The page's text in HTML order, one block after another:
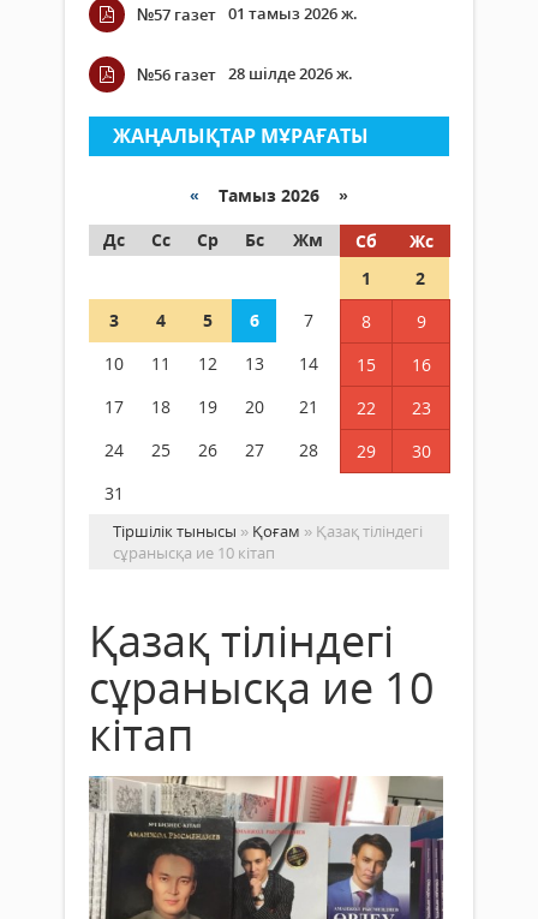
№57 газет 01 тамыз 2026 ж.
№56 газет 28 шілде 2026 ж.
ЖАҢАЛЫҚТАР МҰРАҒАТЫ
« Тамыз 2026 »
Дс
Сс Ср Бс Жм Сб
Жс
1
2
3
4 5 6 7 8
9
10
11 12 13 14 15
16
17
18 19 20 21 22
23
24
25 26 27 28 29
30
31
Тіршілік тынысы » Қоғам » Қазақ тіліндегі
сұранысқа ие 10 кітап
Қазақ тіліндегі
сұранысқа ие 10
кітап